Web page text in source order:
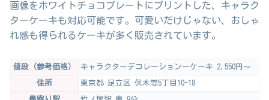
画像をホワイトチョコプレートにプリントした、キャラク
ターケーキも対応可能です。可愛いだけじゃない、おしゃ
れ感も得られるケーキが多く販売されています。
値段（参考価格） キャラクターデコレーションーケーキ 2,550円～
住所 東京都 足立区 保木間5丁目10-18